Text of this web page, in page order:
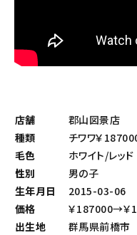
店舗
郡山図景店
種類
チワワ￥
毛色
ホワイト/レッド
性別
男の子
生年月日
2015-03-06
価格
￥187000→￥
出生地
群馬県前橋市